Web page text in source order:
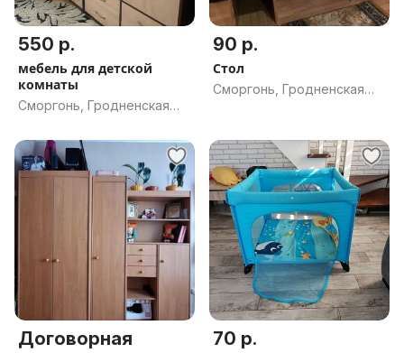
550 р.
мебель для детской
комнаты
Сморгонь, Гродненская
90 р.
Стол
Сморгонь, Гродненская
Договорная 70 р.